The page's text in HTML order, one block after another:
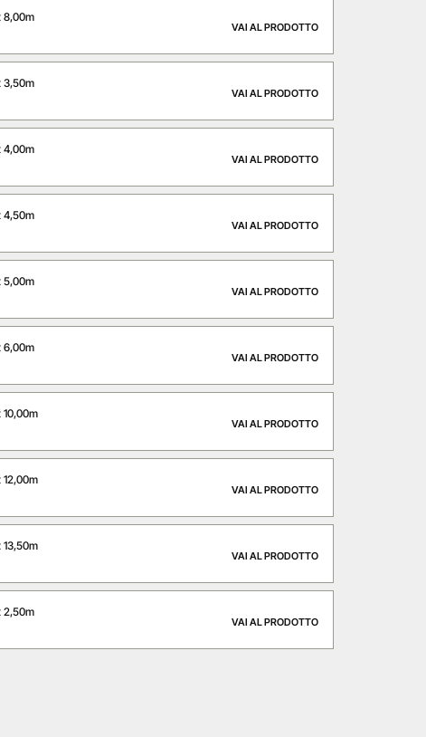
8,00m
VAI AL PRODOTTO
3,50m
VAI AL PRODOTTO
4,00m
VAI AL PRODOTTO
4,50m
VAI AL PRODOTTO
5,00m
VAI AL PRODOTTO
6,00m
VAI AL PRODOTTO
10,00m
VAI AL PRODOTTO
12,00m
VAI AL PRODOTTO
13,50m
VAI AL PRODOTTO
2,50m
VAI AL PRODOTTO